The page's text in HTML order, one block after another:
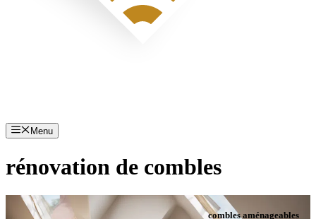
Menu
rénovation de combles
combles aménageables